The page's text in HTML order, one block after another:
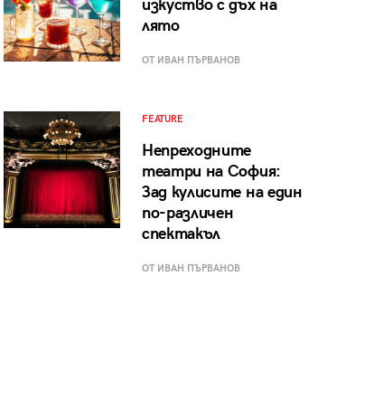
изкуство с дъх на
лято
ОТ ИВАН ПЪРВАНОВ
FEATURE
Непреходните
театри на София:
Зад кулисите на един
по-различен
спектакъл
ОТ ИВАН ПЪРВАНОВ